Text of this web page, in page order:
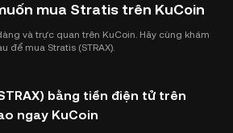
mua Stratis trên KuCoin
và trực quan trên KuCoin. Hãy cùng khám
để mua Stratis (STRAX).
bằng tiền điện tử trên
ngay KuCoin